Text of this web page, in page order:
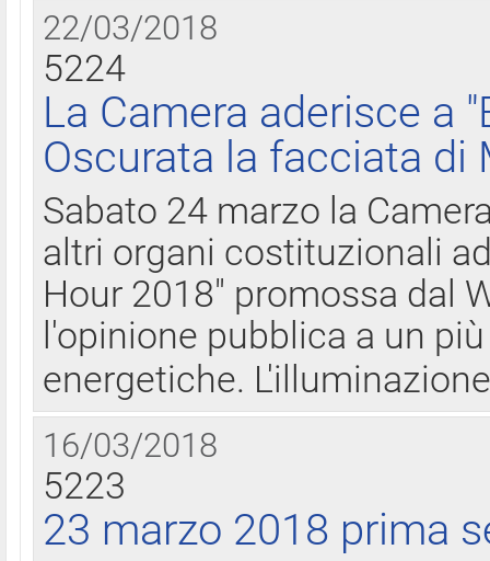
22/03/2018
5224
La Camera aderisce a
Oscurata la facciata di
Sabato 24 marzo la
altri organi costituzionali
Hour 2018" promossa dal
l'opinione pubblica a un
energetiche.
16/03/2018
5223
23 marzo 2018 prima